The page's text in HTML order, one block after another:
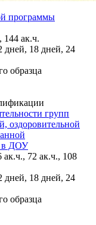
программы
144 ак.ч.
дней, 18 дней, 24
образца
групп
оздоровительной
в ДОУ
ак.ч., 72 ак.ч., 108
дней, 18 дней, 24
образца